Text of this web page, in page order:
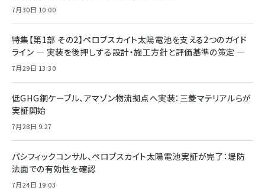
7月30日 10:00
特集【第1部 その2】ペロブスカイト太陽電池を支える2つのガイド
ライン ― 実装を後押しする設計・施工方針と評価基準の策定 ―
7月29日 13:30
低GHG銅ケーブル、アマゾン物流拠点へ実装：三菱マテリアルらが
実証開始
7月28日 9:27
パシフィックコンサル、ペロブスカイト太陽電池実証が完了：堤防
法面での有効性を確認
7月24日 19:03